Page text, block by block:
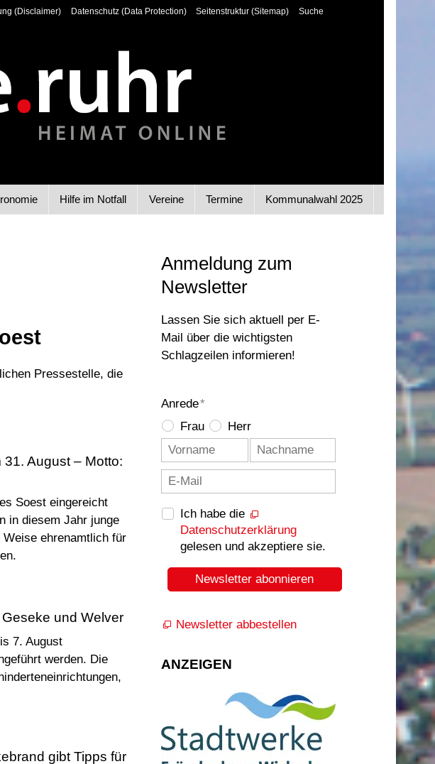
(Disclaimer) Datenschutz (Data Protection) Seitenstruktur (Sitemap) Suche
Hilfe im Notfall Vereine Termine Kommunalwahl 2025
Pressestelle, die
August – Motto:
Soest eingereicht
in diesem Jahr junge
ehrenamtlich für
und Welver
7. August
werden. Die
gibt Tipps für
Anmeldung zum
Newsletter
Lassen Sie sich aktuell per E-
Mail über die wichtigsten
Schlagzeilen informieren!
Anrede*
Frau
Herr
Ich habe die
Datenschutzerklärung
gelesen und akzeptiere sie.
Newsletter abonnieren
Newsletter abbestellen
ANZEIGEN